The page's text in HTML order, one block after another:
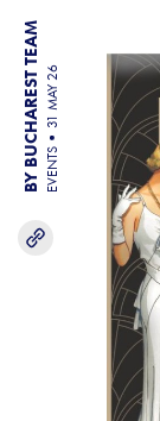
BY BUCHAREST TEAM EVENTS
31 MAY 26